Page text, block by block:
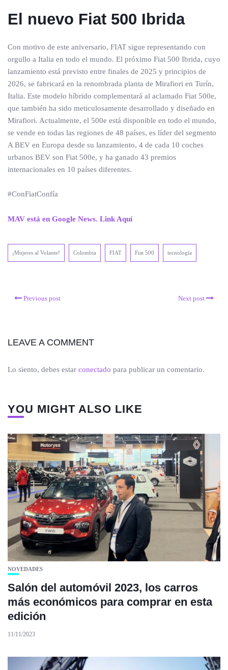
El nuevo Fiat 500 Ibrida
Con motivo de este aniversario, FIAT sigue representando con
orgullo a Italia en todo el mundo. El próximo Fiat 500 Ibrida, cuyo
lanzamiento está previsto entre finales de 2025 y principios de
2026, se fabricará en la renombrada planta de Mirafiori en Turín,
Italia. Este modelo híbrido complementará al aclamado Fiat 500e,
que también ha sido meticulosamente desarrollado y diseñado en
Mirafiori. Actualmente, el 500e está disponible en todo el mundo,
se vende en todas las regiones de 48 países, es líder del segmento
A BEV en Europa desde su lanzamiento, 4 de cada 10 coches
urbanos BEV son Fiat 500e, y ha ganado 43 premios
internacionales en 10 países diferentes.
#ConFiatConfía
MAV está en Google News. Link Aquí
¡Mujeres al Volante! Colombia FIAT Fiat 500 tecnología
Previous post Next post
LEAVE A COMMENT
Lo siento, debes estar conectado para publicar un comentario.
YOU MIGHT ALSO LIKE
NOVEDADES
Salón del automóvil 2023, los carros
más económicos para comprar en esta
edición
11/11/2023